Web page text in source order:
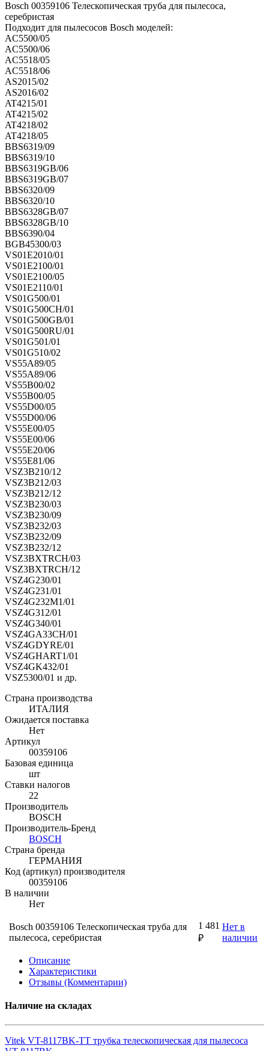
Bosch 00359106 Телескопическая труба для пылесоса,
серебристая
Подходит для пылесосов Bosch моделей:
AC5500/05
AC5500/06
AC5518/05
AC5518/06
AS2015/02
AS2016/02
AT4215/01
AT4215/02
AT4218/02
AT4218/05
BBS6319/09
BBS6319/10
BBS6319GB/06
BBS6319GB/07
BBS6320/09
BBS6320/10
BBS6328GB/07
BBS6328GB/10
BBS6390/04
BGB45300/03
VS01E2010/01
VS01E2100/01
VS01E2100/05
VS01E2110/01
VS01G500/01
VS01G500CH/01
VS01G500GB/01
VS01G500RU/01
VS01G501/01
VS01G510/02
VS55A89/05
VS55A89/06
VS55B00/02
VS55B00/05
VS55D00/05
VS55D00/06
VS55E00/05
VS55E00/06
VS55E20/06
VS55E81/06
VSZ3B210/12
VSZ3B212/03
VSZ3B212/12
VSZ3B230/03
VSZ3B230/09
VSZ3B232/03
VSZ3B232/09
VSZ3B232/12
VSZ3BXTRCH/03
VSZ3BXTRCH/12
VSZ4G230/01
VSZ4G231/01
VSZ4G232M1/01
VSZ4G312/01
VSZ4G340/01
VSZ4GA33CH/01
VSZ4GDYRE/01
VSZ4GHART1/01
VSZ4GK432/01
VSZ5300/01 и др.
Страна производства
ИТАЛИЯ
Ожидается поставка
Нет
Артикул
00359106
Базовая единица
шт
Ставки налогов
22
Производитель
BOSCH
Производитель-Бренд
BOSCH
Страна бренда
ГЕРМАНИЯ
Код (артикул) производителя
00359106
В наличии
Нет
Bosch 00359106 Телескопическая труба для
пылесоса, серебристая
1 481
₽
Нет в
наличии
Описание
Характеристики
Отзывы (Комментарии)
Наличие на складах
Vitek VT-8117BK-TT трубка телескопическая для пылесоса